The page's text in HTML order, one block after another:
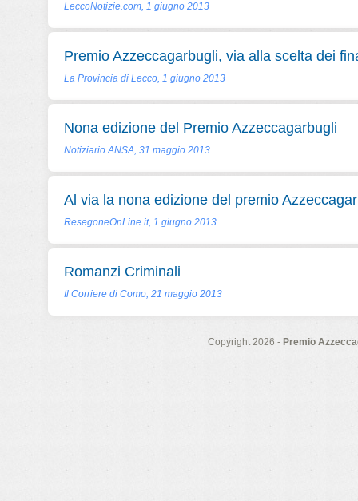
LeccoNotizie.com, 1 giugno 2013
Premio Azzeccagarbugli, via alla scelta dei
La Provincia di Lecco, 1 giugno 2013
Nona edizione del Premio Azzeccagarbugli
Notiziario ANSA, 31 maggio 2013
Al via la nona edizione del premio
ResegoneOnLine.it, 1 giugno 2013
Romanzi Criminali
Il Corriere di Como, 21 maggio 2013
Copyright 2026 - Premio